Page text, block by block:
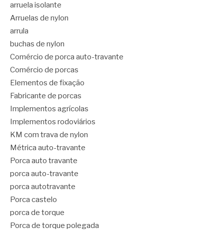
arruela isolante
Arruelas de nylon
arrula
buchas de nylon
Comércio de porca auto-travante
Comércio de porcas
Elementos de fixação
Fabricante de porcas
Implementos agrícolas
Implementos rodoviários
KM com trava de nylon
Métrica auto-travante
Porca auto travante
porca auto-travante
porca autotravante
Porca castelo
porca de torque
Porca de torque polegada